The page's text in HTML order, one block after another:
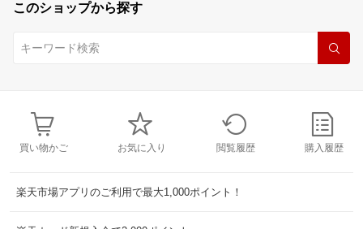
このショップから探す
買い物かご お気に入り 閲覧履歴 購入履歴
楽天市場アプリのご利用で最大1,000ポイント！